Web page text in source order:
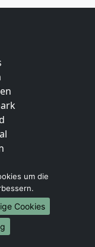
um die
Cookies